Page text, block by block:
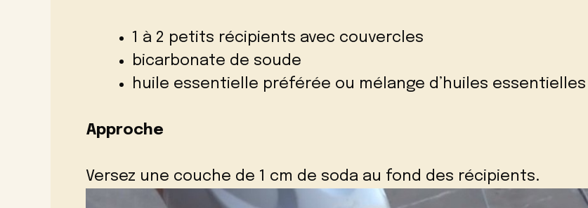
1 à 2 petits récipients avec couvercles
bicarbonate de soude
huile essentielle préférée ou mélange d’huiles essentielles
Approche
Versez une couche de 1 cm de soda au fond des récipients.